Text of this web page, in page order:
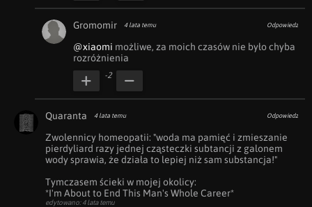
Gromomir 4 lata temu Odpowiedz
@xiaomi możliwe, za moich czasów nie było chyba
rozróżnienia
-2
Quaranta 4 lata temu Odpowiedz
Zwolennicy homeopatii: "woda ma pamięć i zmieszanie
pierdyliard razy jednej cząsteczki subtancji z galonem
wody sprawia, że działa to lepiej niż sam substancja!"
Tymczasem ścieki w mojej okolicy:
*I'm About to End This Man's Whole Career*
edytowano: 4 lata temu